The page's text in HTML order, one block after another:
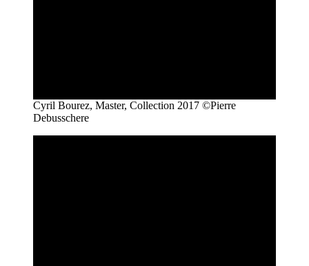
Cyril Bourez, Master, Collection 2017 ©Pierre
Debusschere